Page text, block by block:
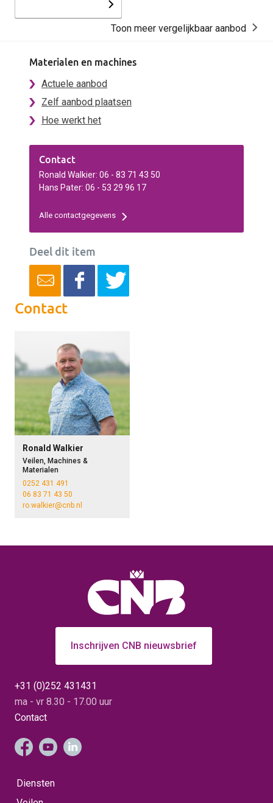
Toon meer vergelijkbaar aanbod
Materialen en machines
Actuele aanbod
Zelf aanbod plaatsen
Hoe werkt het
Contact
Ronald Walkier: 06 - 83 71 43 50
Hans Pater: 06 - 53 29 96 17
Alle contactgegevens
Deel dit item
Contact
Ronald Walkier
Veilen, Machines &
Materialen
0252 431 491
06 83 71 43 50
ro.walkier@cnb.nl
Inschrijven CNB nieuwsbrief
+31 (0)252 431431
ma - vr 8.30 - 17.00 uur
Contact
Diensten